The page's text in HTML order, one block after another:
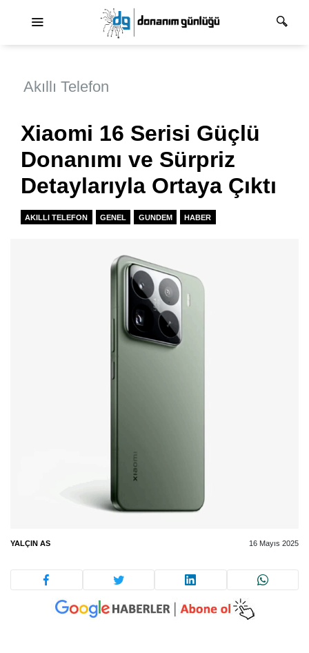
Akıllı Telefon
Xiaomi 16 Serisi Güçlü
Donanımı ve Sürpriz
Detaylarıyla Ortaya Çıktı
AKILLI TELEFON GENEL GUNDEM HABER
YALÇIN AS 16 Mayıs 2025